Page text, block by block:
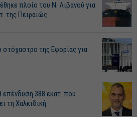
πλοίο του Ν. Λιβανού για
της Πειραιώς
στόχαστρο της Εφορίας για
επένδυση 388 εκατ. που
τη Χαλκιδική